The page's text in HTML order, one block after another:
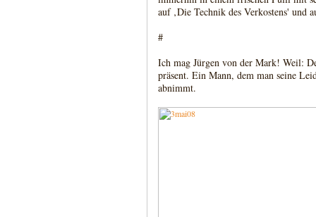
auf ‚Die Technik des Verkostens' und
#
Ich mag Jürgen von der Mark! Weil:
präsent. Ein Mann, dem man seine
abnimmt.